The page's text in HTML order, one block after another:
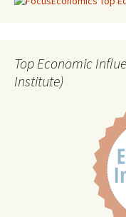
Top Economic
Institute)